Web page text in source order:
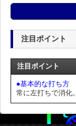
注目ポイント
注目ポイント
●基本的な打ち方
常に左打ちで消化。